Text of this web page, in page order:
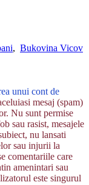
, Bukovina Vicov
unui cont de
mesaj (spam)
Nu sunt permise
sau rasist, mesajele
nu lansati
sau injurii la
comentariile care
amenintari sau
este singurul